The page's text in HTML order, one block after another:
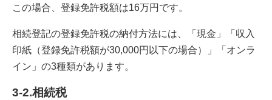
この場合、登録免許税額は16万円です。
相続登記の登録免許税の納付方法には、「現金」「収入
印紙（登録免許税額が30,000円以下の場合）」「オンラ
イン」の3種類があります。
3-2.相続税